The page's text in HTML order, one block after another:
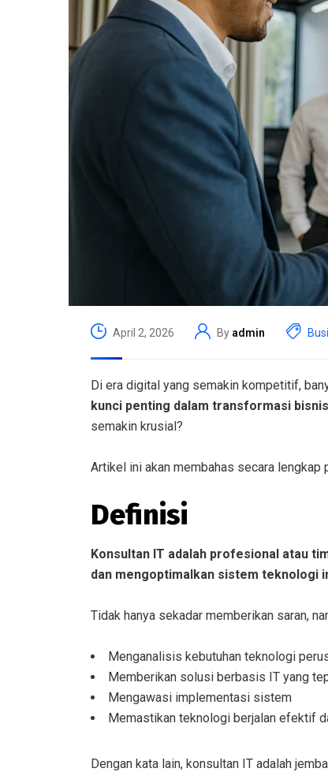
April 2, 2026 By admin
Di era digital yang semakin kompetitif,
kunci penting dalam transformasi bisnis
semakin krusial?
Artikel ini akan membahas secara lengkap
Definisi
Konsultan IT adalah profesional atau
dan mengoptimalkan sistem teknologi
Tidak hanya sekadar memberikan saran,
Menganalisis kebutuhan teknologi
Memberikan solusi berbasis IT yang
Mengawasi implementasi sistem
Memastikan teknologi berjalan efektif
Dengan kata lain, konsultan IT adalah